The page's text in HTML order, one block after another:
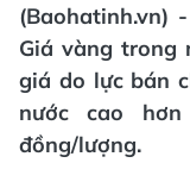
(Baohatinh.vn)
Giá vàng trong
giá do lực bán
nước cao
đồng/lượng.